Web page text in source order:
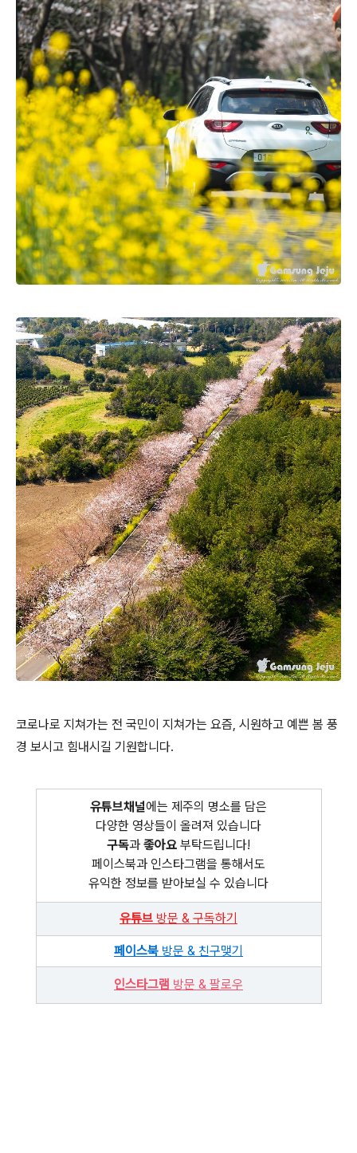
코로나로 지쳐가는 전 국민이 지쳐가는 요즘, 시원하고 예쁜 봄 풍
경 보시고 힘내시길 기원합니다.
유튜브채널에는 제주의 명소를 담은
다양한 영상들이 올려져 있습니다
구독과 좋아요 부탁드립니다!
페이스북과 인스타그램을 통해서도
유익한 정보를 받아보실 수 있습니다
유튜브 방문 & 구독하기
페이스북 방문 & 친구맺기
인스타그램 방문 & 팔로우